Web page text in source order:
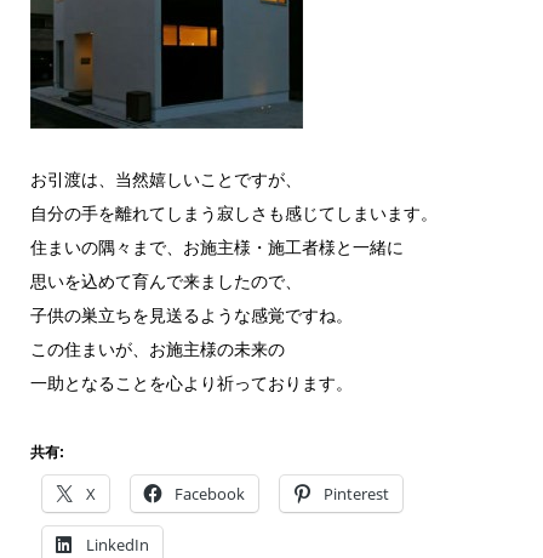
お引渡は、当然嬉しいことですが、
自分の手を離れてしまう寂しさも感じてしまいます。
住まいの隅々まで、お施主様・施工者様と一緒に
思いを込めて育んで来ましたので、
子供の巣立ちを見送るような感覚ですね。
この住まいが、お施主様の未来の
一助となることを心より祈っております。
共有:
X Facebook Pinterest
LinkedIn